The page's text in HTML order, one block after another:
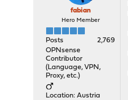
fabian
Hero Member
Posts
2,769
OPNsense
Contributor
(Language, VPN,
Proxy, etc.)
Location: Austria